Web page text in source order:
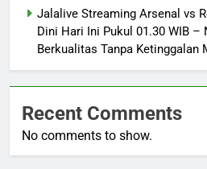
Jalalive Streaming Arsenal vs
Dini Hari Ini Pukul 01.30 WIB
Berkualitas Tanpa Ketinggalan
Recent Comments
No comments to show.